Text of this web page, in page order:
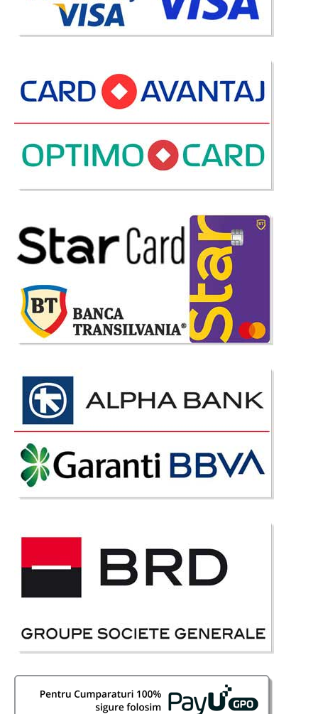
Adauga la Favorite
Saltea Ortopedica arcuri + spuma
Active Sleep Premium
Saltea ortopedica Premium non deformabila arcuri si spuma + Topper
⭐ Active Sleep DISPONIBIL DOAR in dimensiunile: 150x200cm In teorie o
saltea ortopedica premium este o saltea pe jumatate medicala dar in
practica lucrurile stau un pic diferit. Piata ..
2.434 Lei
Pret Redus1.475 Lei
Adauga la Favorite
-35%
Saltea Ortopedică Tineret & Copii
NICE ❤️Arcuri Hercule & Spumă Cilek
Saltea Ortopedică Nice Cilek – 90x190 90x200 100x200 120x200 cm➡️
proiectată special pentru a susține dezvoltarea sănătoasă a coloanei
vertebrale a copiilor și tinerilor. Cu o structură internă ..
896 Lei